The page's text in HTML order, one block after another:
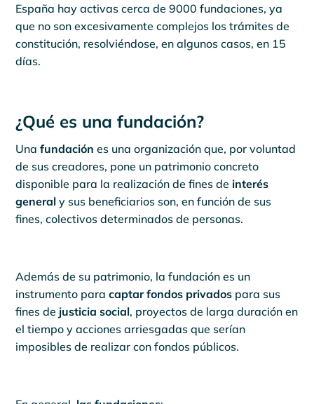
España hay activas cerca de 9000 fundaciones, ya
que no son excesivamente complejos los trámites de
constitución, resolviéndose, en algunos casos, en 15
días.
¿Qué es una fundación?
Una fundación es una organización que, por voluntad
de sus creadores, pone un patrimonio concreto
disponible para la realización de fines de interés
general y sus beneficiarios son, en función de sus
fines, colectivos determinados de personas.
Además de su patrimonio, la fundación es un
instrumento para captar fondos privados para sus
fines de justicia social, proyectos de larga duración en
el tiempo y acciones arriesgadas que serían
imposibles de realizar con fondos públicos.